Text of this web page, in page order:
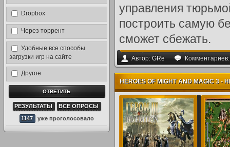
управления
построить самую
сможет сбежать.
Автор:GRe
HEROES OF MIGHT AND MAGIC 3 -
Dropbox
Через торрент
Удобные все способы
загрузки игр на сайте
Другое
РЕЗУЛЬТАТЫ
ВСЕ ОПРОСЫ
1147
уже проголосовало